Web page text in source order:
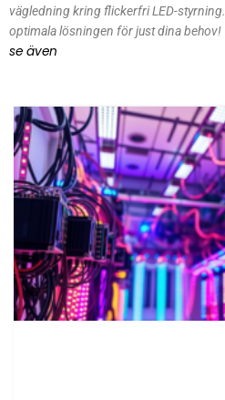
vägledning kring flickerfri LED-
optimala lösningen för just dina behov!
se även